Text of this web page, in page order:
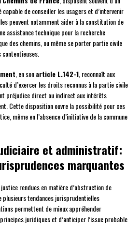
de conseiller les usagers et d’intervenir
peuvent notamment aider à la constitution de
assistance technique pour la recherche
des chemins, ou même se porter partie civile
, en sonarticle L.142-1 , reconnaît aux
d’exercer les droits reconnus à la partie civile
préjudice direct ou indirect aux intérêts
Cette disposition ouvre la possibilité pour ces
même en l’absence d’initiative de la commune
et administratif:
marquantes
justice rendues en matière d’obstruction de
plusieurs tendances jurisprudentielles
permettent de mieux appréhender
juridiques et d’anticiper l’issue probable